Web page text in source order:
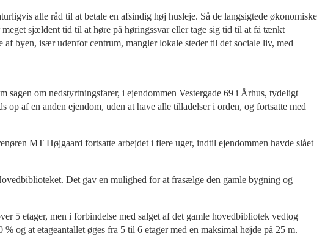
alle råd til at betale en afsindig høj husleje. Så de langsigtede økonomiske
sjældent tid til at høre på høringssvar eller tage sig tid til at få tænkt
byen, især udenfor centrum, mangler lokale steder til det sociale liv, med
om nedstyrtningsfarer, i ejendommen Vestergade 69 i Århus, tydeligt
af en anden ejendom, uden at have alle tilladelser i orden, og fortsatte med
MT Højgaard fortsatte arbejdet i flere uger, indtil ejendommen havde slået
Det gav en mulighed for at frasælge den gamle bygning og
5 etager, men i forbindelse med salget af det gamle hovedbibliotek vedtog
og at etageantallet øges fra 5 til 6 etager med en maksimal højde på 25 m.